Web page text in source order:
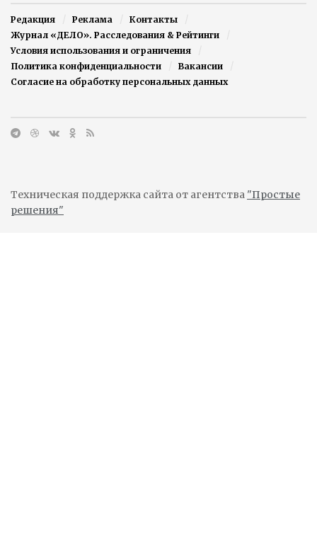
Редакция Реклама
Контакты
Журнал «ДЕЛО». Расследования & Рейтинги
Условия использования и ограничения
Политика конфиденциальности
Вакансии
Согласие на обработку персональных данных
Техническая поддержка сайта от агентства "Простые
решения"